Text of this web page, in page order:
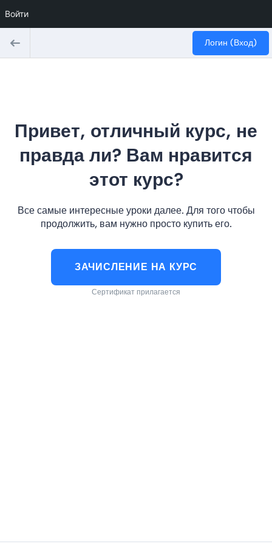
Логин (Вход)
Привет, отличный курс, не
правда ли? Вам нравится
этот курс?
Все самые интересные уроки далее. Для того чтобы
продолжить, вам нужно просто купить его.
ЗАЧИСЛЕНИЕ НА КУРС
Сертификат прилагается
Войти